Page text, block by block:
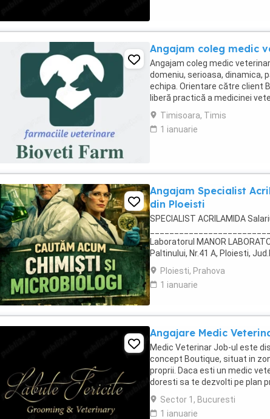
Angajam coleg medic
Angajam coleg medic
domeniu, serioasa, dinamica,
echipa. Orientare către client
liberă practică a medicinei
timpului Abilitatea de a ...
Timisoara, Timis
1 ianuarie
Angajam Specialist
din Ploeisti
SPECIALIST ACRILAMIDA
Laboratorul MANOR
Paltinului, Nr.41 A, Ploiesti,
necesare : Studii liceale sau
Ploiesti, Prahova
1 ianuarie
Angajare Medic
Medic Veterinar Job-ul este
concept Boutique, situat in
proprii. Daca esti un medic
doresti sa te dezvolti pe plan
Labute Fericite. Poti fi si ...
Sector 1, Bucuresti
1 ianuarie